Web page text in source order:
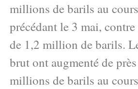
millions de barils au
précédant le 3 mai,
de 1,2 million de barils.
brut ont augmenté de
millions de barils au